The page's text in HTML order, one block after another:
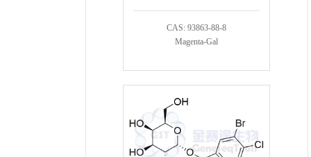
CAS: 93863-88-8
Magenta-Gal